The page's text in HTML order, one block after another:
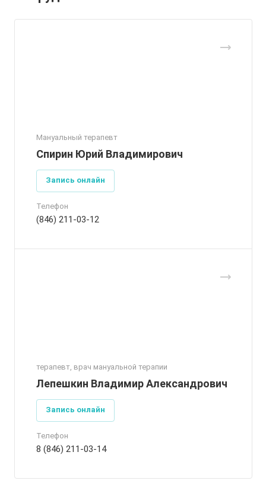
Мануальный терапевт
Спирин Юрий Владимирович
Запись онлайн
Телефон
(846) 211-03-12
терапевт, врач мануальной терапии
Лепешкин Владимир Александрович
Запись онлайн
Телефон
8 (846) 211-03-14